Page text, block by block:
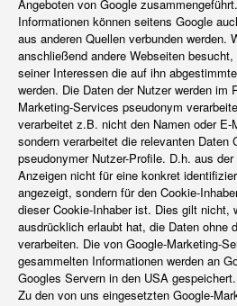
Angeboten von Google
Informationen können seitens Google
aus anderen Quellen verbunden werden.
anschließend andere Webseiten
seiner Interessen die auf ihn
werden. Die Daten der Nutzer werden im
Marketing-Services pseudonym
verarbeitet z.B. nicht den Namen oder E-
sondern verarbeitet die relevanten Daten
pseudonymer Nutzer-Profile. D.h. aus
Anzeigen nicht für eine konkret
angezeigt, sondern für den Cookie-
dieser Cookie-Inhaber ist. Dies gilt nicht,
ausdrücklich erlaubt hat, die Daten ohne
verarbeiten. Die von Google-Marketing-
gesammelten Informationen werden an
Googles Servern in den USA gespeichert.
Zu den von uns eingesetzten Google-